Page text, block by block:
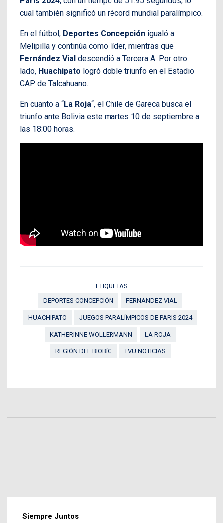
cual también significó un récord mundial paralímpico.
En el fútbol, Deportes Concepción igualó a
Melipilla y continúa como líder, mientras que
Fernández Vial descendió a Tercera A. Por otro
lado, Huachipato logró doble triunfo en el Estadio
CAP de Talcahuano.
En cuanto a “La Roja“, el Chile de Gareca busca el
triunfo ante Bolivia este martes 10 de septiembre a
las 18:00 horas.
ETIQUETAS
DEPORTES CONCEPCIÓN
FERNANDEZ VIAL
HUACHIPATO JUEGOS PARALÍMPICOS DE PARIS 2024
KATHERINNE WOLLERMANN LA ROJA
REGIÓN DEL BIOBÍO TVU NOTICIAS
Siempre Juntos